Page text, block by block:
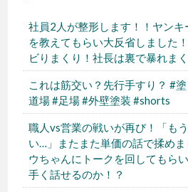
社員2人が整形します！！ヤン
を教えてもらい大反省しました
ビりまくり！社長は裏で暴れま
これは筋交い？先行手すり？ #
道場 #足場 #外壁塗装 #shorts
職人vs営業の戦いが再び！「も
い…」またまた単価の話で揉めま
ウちゃんにトークを回してもら
手く話せるのか！？